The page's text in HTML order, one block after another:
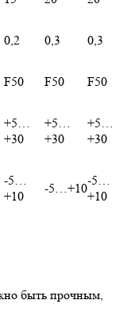
0,2 0,3 0,3
F50 F50 F50
+5…
+30
+5…
+30
+5…
+30
-5…
+10
-5…+10
-5…
+10
быть прочным,